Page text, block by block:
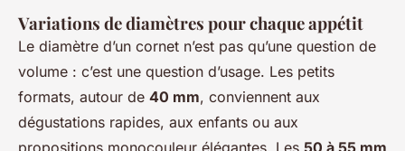
Variations de diamètres pour chaque appétit
Le diamètre d’un cornet n’est pas qu’une question de
volume : c’est une question d’usage. Les petits
formats, autour de 40 mm, conviennent aux
dégustations rapides, aux enfants ou aux
propositions monocouleur élégantes. Les 50 à 55 mm